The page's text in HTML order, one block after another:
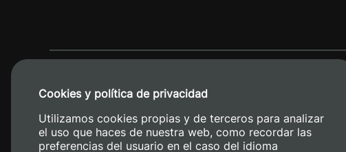
Cookies y política de privacidad
Utilizamos cookies propias y de terceros para analizar
el uso que haces de nuestra web, como recordar las
preferencias del usuario en el caso del idioma